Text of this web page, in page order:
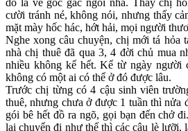
cười tránh né, không nói, nhưng thấy
mặt mày hốc hác, hớt hải, mọi người
Nghe xong câu chuyện, chị mới tá hỏa
nhà chị thuê đã qua 3, 4 đời chủ mua
nhiều không kể hết. Kể từ ngày người
không có một ai có thể ở đó được lâu.
Trước chị từng có 4 cậu sinh viên
thuê, nhưng chưa ở được 1 tuần thì nửa
gói bê hết đồ ra ngõ, gọi bạn đến chở
lại chuyển đi như thế thì các cậu lè lưỡi,